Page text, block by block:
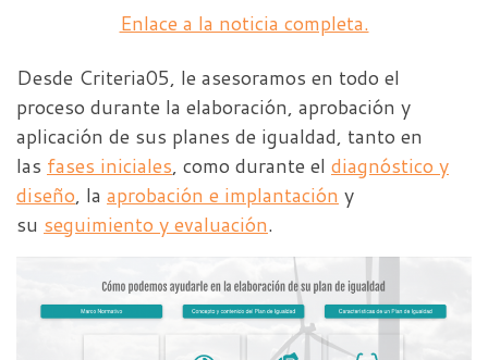
Enlace a la noticia completa.
Desde Criteria05, le asesoramos en todo el
proceso durante la elaboración, aprobación y
aplicación de sus planes de igualdad, tanto en
las fases iniciales, como durante el diagnóstico y
diseño, la aprobación e implantación y
su seguimiento y evaluación.